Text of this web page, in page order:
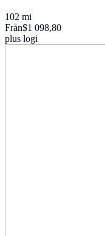
102 mi
Från$1 098,80
plus logi